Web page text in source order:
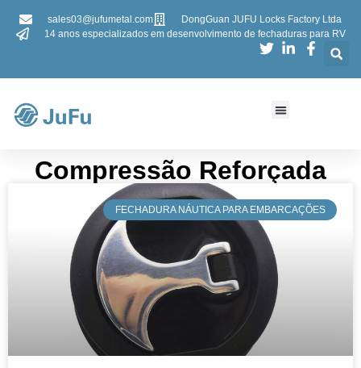
sales03@jufumetal.com
DongGuan JUFU Locks Factory Ltda
14 anos especializados em desenvolvimento de fechaduras para RV
Compressão Reforçada​​
​FECHADURA NÁUTICA PARA EMBARCAÇÕES